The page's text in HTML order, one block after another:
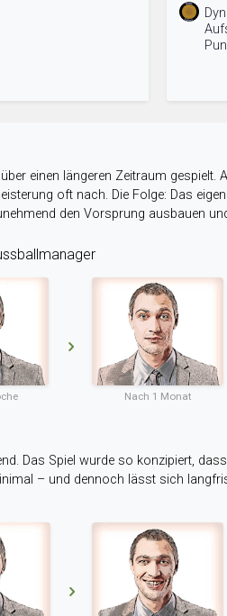
einen längeren Zeitraum
oft nach. Die Folge: Das
den Vorsprung ausbauen
Nach 1 Monat
Das Spiel wurde so konzipiert,
– und dennoch lässt sich